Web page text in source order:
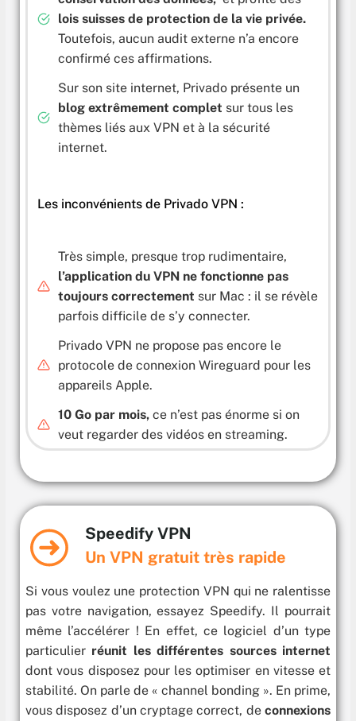
lois suisses de protection de la vie privée.
Toutefois, aucun audit externe n’a encore
confirmé ces affirmations.
Sur son site internet, Privado présente un
blog extrêmement complet sur tous les
thèmes liés aux VPN et à la sécurité
internet.
Les inconvénients de Privado VPN :
Très simple, presque trop rudimentaire,
l’application du VPN ne fonctionne pas
toujours correctement sur Mac : il se révèle
parfois difficile de s’y connecter.
Privado VPN ne propose pas encore le
protocole de connexion Wireguard pour les
appareils Apple.
10 Go par mois,ce n’est pas énorme si on
veut regarder des vidéos en streaming.
Speedify VPN
Un VPN gratuit très rapide
Si vous voulez une protection VPN qui ne ralentisse
pas votre navigation, essayez Speedify. Il pourrait
même l’accélérer ! En effet, ce logiciel d’un type
particulier réunit les différentes sources internet
dont vous disposez pour les optimiser en vitesse et
stabilité. On parle de « channel bonding ». En prime,
vous disposez d’un cryptage correct, de connexions